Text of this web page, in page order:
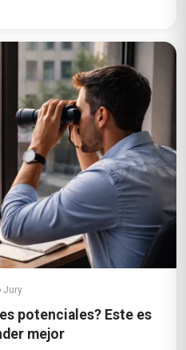
Jury
potenciales? Este es
mejor